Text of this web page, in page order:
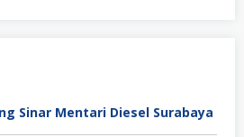
Sinar Mentari Diesel Surabaya